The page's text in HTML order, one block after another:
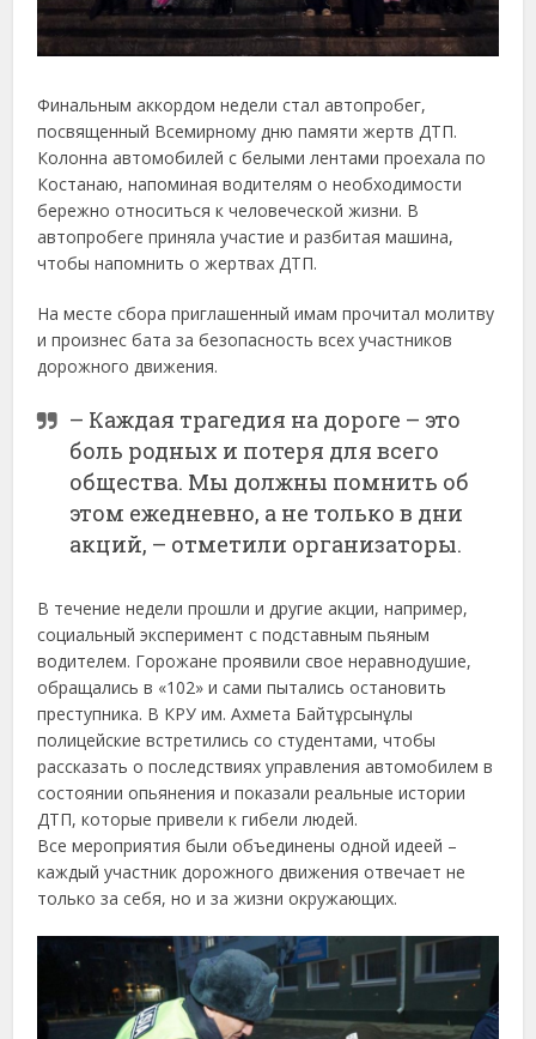
Финальным аккордом недели стал автопробег,
посвященный Всемирному дню памяти жертв ДТП.
Колонна автомобилей с белыми лентами проехала по
Костанаю, напоминая водителям о необходимости
бережно относиться к человеческой жизни. В
автопробеге приняла участие и разбитая машина,
чтобы напомнить о жертвах ДТП.
На месте сбора приглашенный имам прочитал молитву
и произнес бата за безопасность всех участников
дорожного движения.
– Каждая трагедия на дороге – это
боль родных и потеря для всего
общества. Мы должны помнить об
этом ежедневно, а не только в дни
акций, – отметили организаторы.
В течение недели прошли и другие акции, например,
социальный эксперимент с подставным пьяным
водителем. Горожане проявили свое неравнодушие,
обращались в «102» и сами пытались остановить
преступника. В КРУ им. Ахмета Байтұрсынұлы
полицейские встретились со студентами, чтобы
рассказать о последствиях управления автомобилем в
состоянии опьянения и показали реальные истории
ДТП, которые привели к гибели людей.
Все мероприятия были объединены одной идеей –
каждый участник дорожного движения отвечает не
только за себя, но и за жизни окружающих.